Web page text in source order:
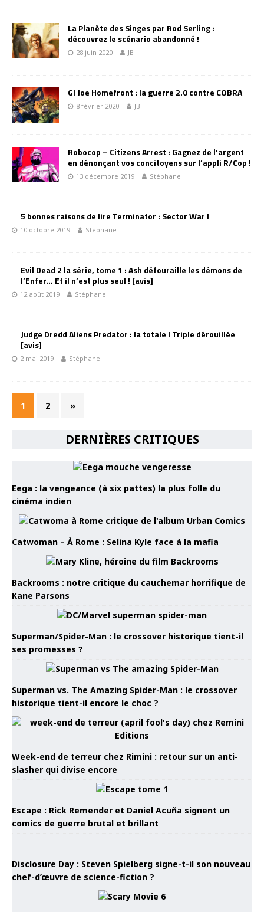
La Planète des Singes par Rod Serling :
découvrez le scénario abandonné !
28 juin 2020 JB
GI Joe Homefront : la guerre 2.0 contre COBRA
8 février 2020 JB
Robocop – Citizens Arrest : Gagnez de l’argent
en dénonçant vos concitoyens sur l’appli R/Cop !
13 décembre 2019 Stéphane
5 bonnes raisons de lire Terminator : Sector War !
10 octobre 2019 Stéphane
Evil Dead 2 la série, tome 1 : Ash défouraille les démons de
l’Enfer… Et il n’est plus seul ! [avis]
12 août 2019 Stéphane
Judge Dredd Aliens Predator : la totale ! Triple dérouillée
[avis]
2 mai 2019 Stéphane
1 2 »
DERNIÈRES CRITIQUES
Eega : la vengeance (à six pattes) la plus folle du
cinéma indien
Catwoman – À Rome : Selina Kyle face à la mafia
Backrooms : notre critique du cauchemar horrifique de
Kane Parsons
Superman/Spider-Man : le crossover historique tient-il
ses promesses ?
Superman vs. The Amazing Spider-Man : le crossover
historique tient-il encore le choc ?
Week-end de terreur chez Rimini : retour sur un anti-
slasher qui divise encore
Escape : Rick Remender et Daniel Acuña signent un
comics de guerre brutal et brillant
Disclosure Day : Steven Spielberg signe-t-il son nouveau
chef-d’œuvre de science-fiction ?